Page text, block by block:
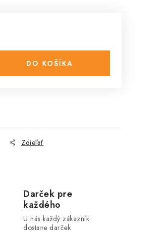
DO KOŠÍKA
Zdieľať
Darček pre
každého
U nás každý zákazník
dostane darček